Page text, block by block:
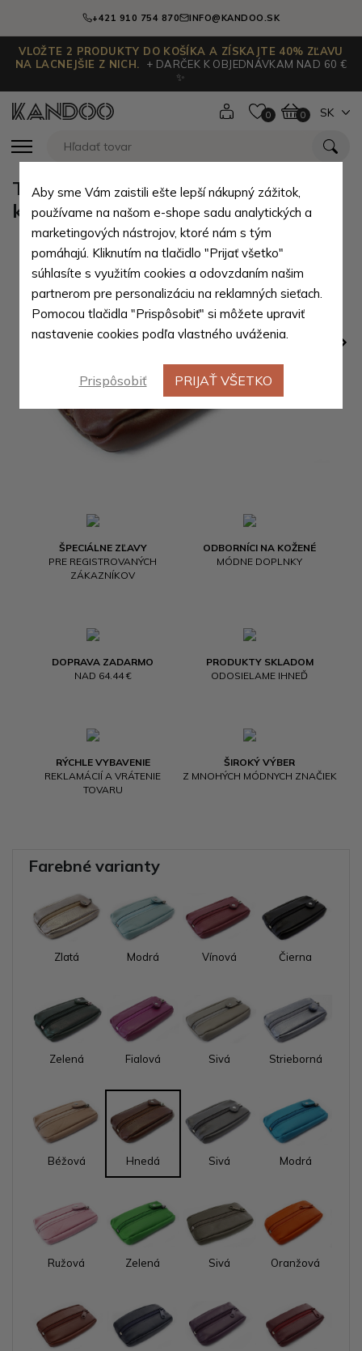
+421 910 754 870 INFO@KANDOO.SK
VLOŽTE 2 PRODUKTY DO KOŠÍKA A ZÍSKAJTE 40% ZĽAVU
NA LACNEJŠIE Z NICH.
+ DARČEK K OBJEDNÁVKAM NAD 60 €
✨
0 0 SK
ŠPECIÁLNE ZĽAVY
PRE REGISTROVANÝCH
ZÁKAZNÍKOV
ODBORNÍCI NA KOŽENÉ
MÓDNE DOPLNKY
DOPRAVA ZADARMO
NAD 64.44 €
PRODUKTY SKLADOM
ODOSIELAME IHNEĎ
RÝCHLE VYBAVENIE
REKLAMÁCIÍ A VRÁTENIE
TOVARU
ŠIROKÝ VÝBER
Z MNOHÝCH MÓDNYCH ZNAČIEK
Tmavo hnedá kožená zipsová
kľúčenka Kroen
Farebné varianty
Zlatá Modrá Vínová Čierna
Zelená Fialová Sivá Strieborná
Béžová Hnedá Sivá Modrá
Ružová Zelená Sivá Oranžová
Aby sme Vám zaistili ešte lepší nákupný zážitok,
používame na našom e-shope sadu analytických a
marketingových nástrojov, ktoré nám s tým
pomáhajú. Kliknutím na tlačidlo "Prijať všetko"
súhlasíte s využitím cookies a odovzdaním našim
partnerom pre personalizáciu na reklamných sieťach.
Pomocou tlačidla "Prispôsobiť" si môžete upraviť
nastavenie cookies podľa vlastného uváženia.
Prispôsobiť PRIJAŤ VŠETKO